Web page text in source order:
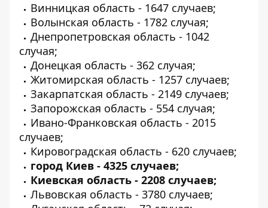
Винницкая область - 1647 случаев;
Волынская область - 1782 случая;
Днепропетровская область - 1042
случая;
Донецкая область - 362 случая;
Житомирская область - 1257 случаев;
Закарпатская область - 2149 случаев;
Запорожская область - 554 случая;
Ивано-Франковская область - 2015
случаев;
Кировоградская область - 620 случаев;
город Киев - 4325 случаев;
Киевская область - 2208 случаев;
Львовская область - 3780 случаев;